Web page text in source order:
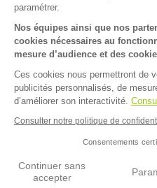
Mentions sanitaires
Données personnelles
Dispositif d'alerte
paramétrer.
Nos équipes ainsi que nos
cookies nécessaires au
mesure d’audience et des
Ces cookies nous permettront de
publicités personnalisés, de
d’améliorer son interactivité.
Consulter notre politique de
Consentements
Continuer sans
accepter